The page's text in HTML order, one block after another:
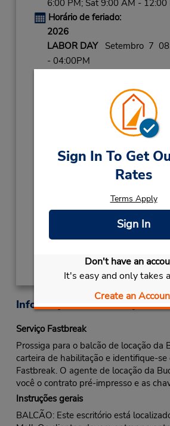
Sign In To Get
Rates
Terms Apply
Sign In
Don't have an
It's easy and only takes
Create an
6:00 PM; Sat 9:00 AM - 12:00
Horário de feriado:
2026
LABOR DAYSetembro 7
- 04:00PM
Dezembro
Dezembro 25
NEW YEARS EVEDezembro
- 04:00PM
Local de entrega das chaves
Obter instruções de
Informações sobre a loja
Serviço Fastbreak
Prossiga para o balcão de locação da
carteira de habilitação e identifique-
Fastbreak. O agente de locação da
você o contrato pré-impresso e as
Instruções gerais
BALCÃO: Este escritório está